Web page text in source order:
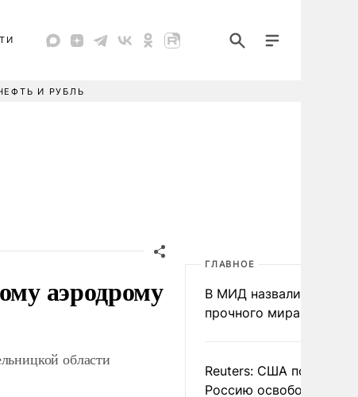
И РУБЛЬ
аэродрому
области
ГЛАВНОЕ
В МИД назвали условия
прочного мира на
Reuters: США
Россию освободить